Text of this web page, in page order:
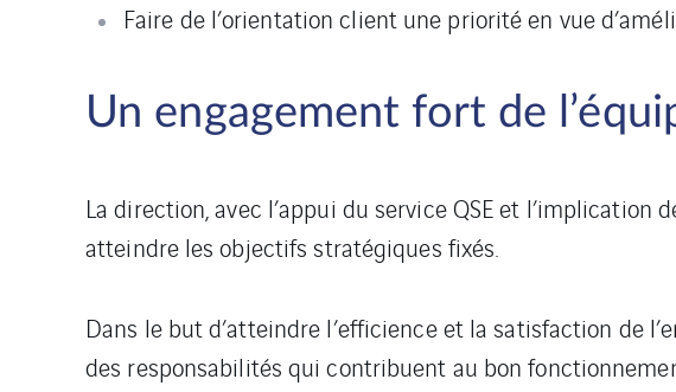
Faire de l’orientation client une priorité en vue
Un engagement fort de
La direction, avec l’appui du service QSE et l’implication
atteindre les objectifs stratégiques fixés.
Dans le but d’atteindre l’efficience et la satisfaction de
des responsabilités qui contribuent au bon